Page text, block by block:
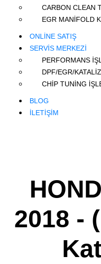
CARBON CLEAN
EGR MANİFOLD
ONLİNE SATIŞ
SERVİS MERKEZİ
PERFORMANS
DPF/EGR/
CHİP TUNİNG
BLOG
İLETİŞİM
2018 -